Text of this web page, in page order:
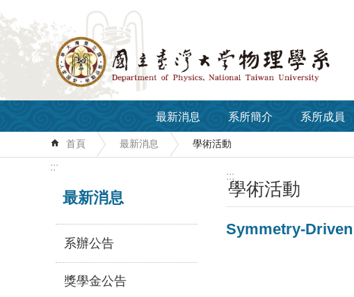
跳到主要內容區塊
最新消息 系所簡介 系所成員
首頁 最新消息 學術活動
:::
最新消息
系辦公告
獎學金公告
:::
學術活動
Symmetry-